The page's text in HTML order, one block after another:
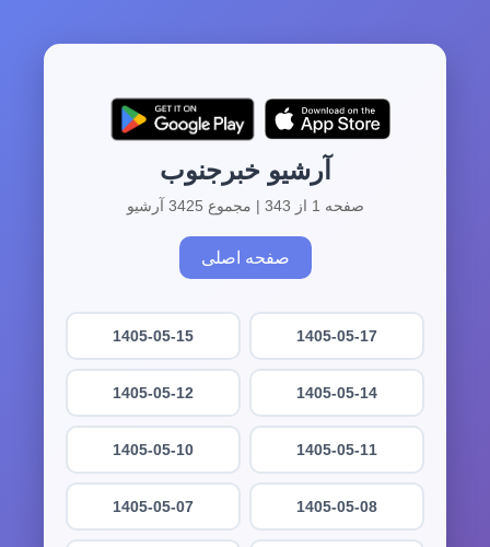
آرشیو خبرجنوب
صفحه 1 از 343 | مجموع 3425 آرشیو
صفحه اصلی
1405-05-17
1405-05-15
1405-05-14
1405-05-12
1405-05-11
1405-05-10
1405-05-08
1405-05-07